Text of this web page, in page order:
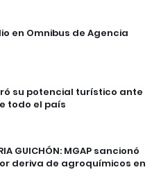
en Omnibus de Agencia
su potencial turístico ante
todo el país
GUICHÓN: MGAP sancionó
deriva de agroquímicos en